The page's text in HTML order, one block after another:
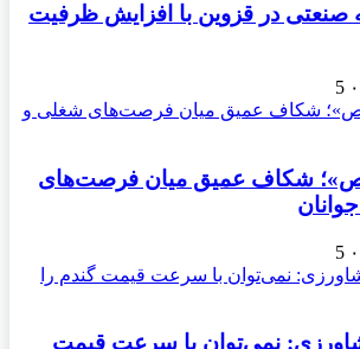
در قزوین با افزایش ظرفیت
۰ 5
شکاف عمیق میان فرصت‌های
۰ 5
نمی‌توان با سرعت قیمت